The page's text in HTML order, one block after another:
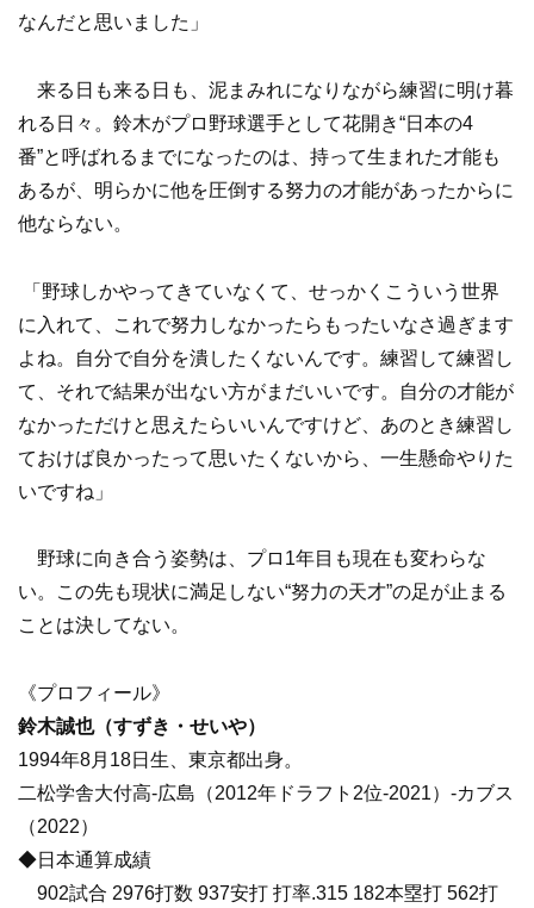
なんだと思いました」
来る日も来る日も、泥まみれになりながら練習に明け暮
れる日々。鈴木がプロ野球選手として花開き“日本の4
番”と呼ばれるまでになったのは、持って生まれた才能も
あるが、明らかに他を圧倒する努力の才能があったからに
他ならない。
「野球しかやってきていなくて、せっかくこういう世界
に入れて、これで努力しなかったらもったいなさ過ぎます
よね。自分で自分を潰したくないんです。練習して練習し
て、それで結果が出ない方がまだいいです。自分の才能が
なかっただけと思えたらいいんですけど、あのとき練習し
ておけば良かったって思いたくないから、一生懸命やりた
いですね」
野球に向き合う姿勢は、プロ1年目も現在も変わらな
い。この先も現状に満足しない“努力の天才”の足が止まる
ことは決してない。
《プロフィール》
鈴木誠也（すずき・せいや）
1994年8月18日生、東京都出身。
二松学舎大付高-広島（2012年ドラフト2位-2021）-カブス
（2022）
◆日本通算成績
902試合 2976打数 937安打 打率.315 182本塁打 562打